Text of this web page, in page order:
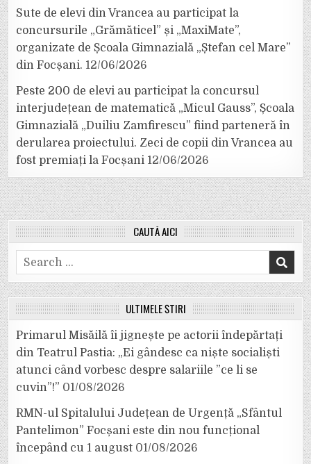
Sute de elevi din Vrancea au participat la
concursurile „Grămăticel” și „MaxiMate”,
organizate de Școala Gimnazială „Ștefan cel Mare”
din Focșani. 12/06/2026
Peste 200 de elevi au participat la concursul
interjudețean de matematică „Micul Gauss”, Școala
Gimnazială „Duiliu Zamfirescu” fiind parteneră în
derularea proiectului. Zeci de copii din Vrancea au
fost premiați la Focșani 12/06/2026
CAUTĂ AICI
Search
for:
ULTIMELE ȘTIRI
Primarul Misăilă îi jignește pe actorii îndepărtați
din Teatrul Pastia: „Ei gândesc ca niște socialiști
atunci când vorbesc despre salariile ”ce li se
cuvin”!” 01/08/2026
RMN-ul Spitalului Județean de Urgență „Sfântul
Pantelimon” Focșani este din nou funcțional
începând cu 1 august 01/08/2026